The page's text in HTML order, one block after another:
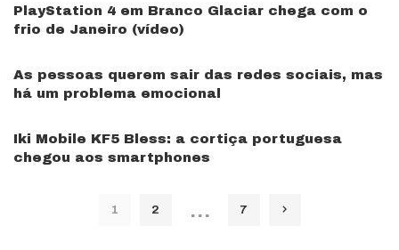
PlayStation 4 em Branco Glaciar chega com o
frio de Janeiro (vídeo)
As pessoas querem sair das redes sociais, mas
há um problema emocional
Iki Mobile KF5 Bless: a cortiça portuguesa
chegou aos smartphones
1 2 … 7